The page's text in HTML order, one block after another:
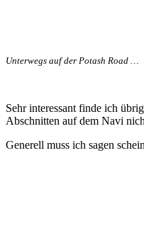
Unterwegs auf der Potash Road …
Sehr interessant finde ich
Abschnitten auf dem Navi
Generell muss ich sagen